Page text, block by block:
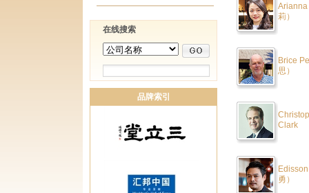
在线搜索
品牌索引
莉）
Brice
思）
Clark
勇）